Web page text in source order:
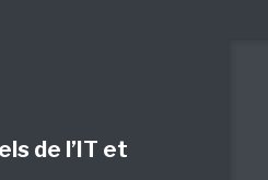
de l’IT et